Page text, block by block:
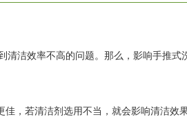
清洁效率不高的问题。那么，影响手推式
，若清洁剂选用不当，就会影响清洁效